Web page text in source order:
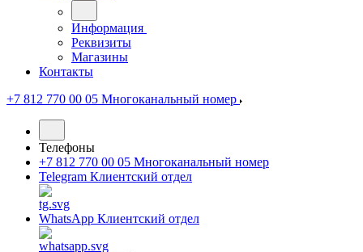
Информация
Реквизиты
Магазины
Контакты
+7 812 770 00 05 Многоканальный номер
Телефоны
+7 812 770 00 05 Многоканальный номер
Telegram Клиентский отдел
WhatsApp Клиентский отдел